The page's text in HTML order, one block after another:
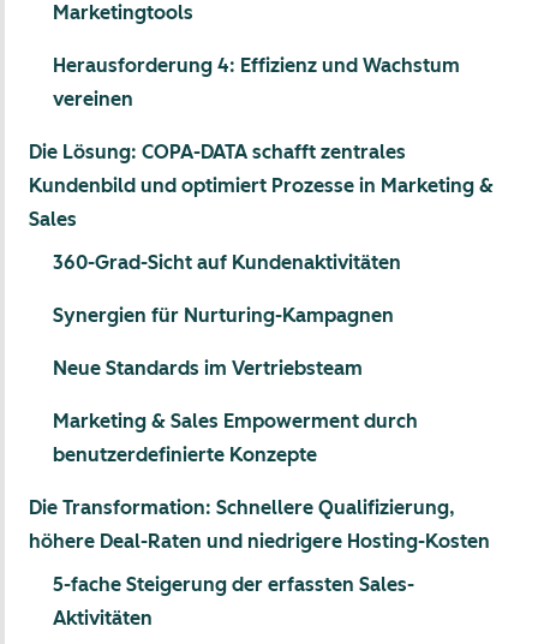
Marketingtools
Herausforderung 4: Effizienz und Wachstum
vereinen
Die Lösung: COPA-DATA schafft zentrales
Kundenbild und optimiert Prozesse in Marketing &
Sales
360-Grad-Sicht auf Kundenaktivitäten
Synergien für Nurturing-Kampagnen
Neue Standards im Vertriebsteam
Marketing & Sales Empowerment durch
benutzerdefinierte Konzepte
Die Transformation: Schnellere Qualifizierung,
höhere Deal-Raten und niedrigere Hosting-Kosten
5-fache Steigerung der erfassten Sales-
Aktivitäten